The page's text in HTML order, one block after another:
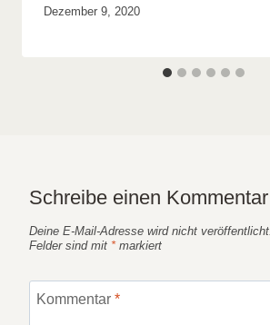
Von
Dezember 9, 2020
Schreibe einen Kommentar
Deine E-Mail-Adresse wird nicht veröffentlicht.
Felder sind mit *markiert
Kommentar *